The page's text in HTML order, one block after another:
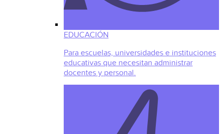
EDUCACIÓN
Para escuelas, universidades e instituciones
educativas que necesitan administrar
docentes y personal.